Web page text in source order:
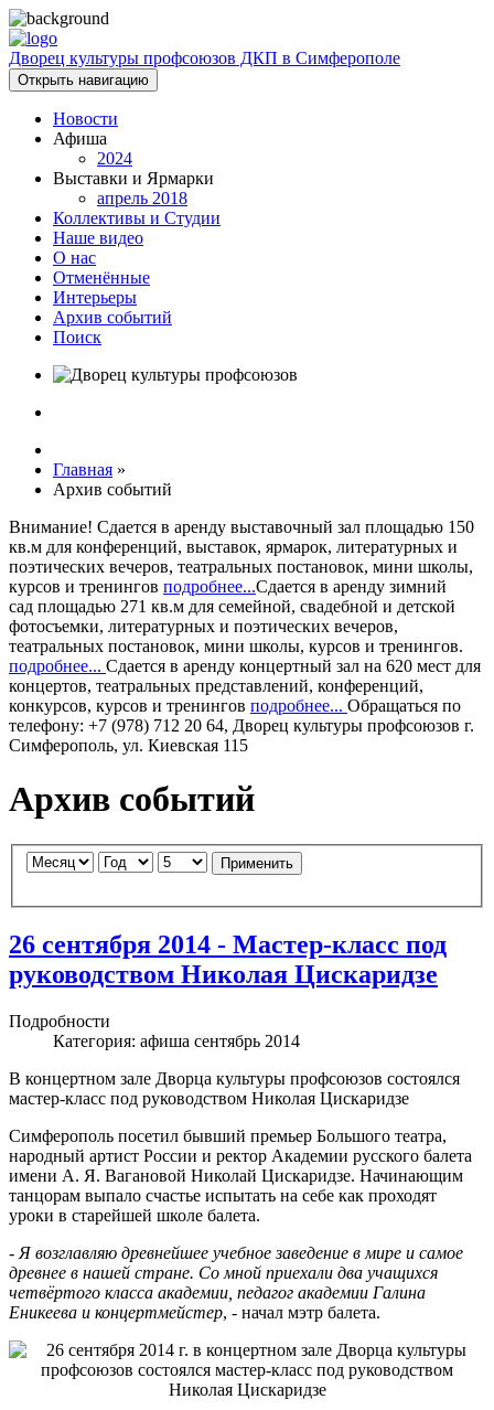
Дворец культуры профсоюзов ДКП в Симферополе
Открыть навигацию
Новости
Афиша
2024
Выставки и Ярмарки
апрель 2018
Коллективы и Студии
Наше видео
О нас
Отменённые
Интерьеры
Архив событий
Поиск
Главная »
Архив событий
Внимание! Сдается в аренду выставочный зал площадью 150
кв.м для конференций, выставок, ярмарок, литературных и
поэтических вечеров, театральных постановок, мини школы,
курсов и тренингов подробнее...Сдается в аренду зимний
сад площадью 271 кв.м для семейной, свадебной и детской
фотосъемки, литературных и поэтических вечеров,
театральных постановок, мини школы, курсов и тренингов.
подробнее... Сдается в аренду концертный зал на 620 мест для
концертов, театральных представлений, конференций,
конкурсов, курсов и тренингов подробнее... Обращаться по
телефону: +7 (978) 712 20 64, Дворец культуры профсоюзов г.
Симферополь, ул. Киевская 115
Архив событий
Применить
26 сентября 2014 - Мастер-класс под
руководством Николая Цискаридзе
Подробности
Категория: афиша сентябрь 2014
В концертном зале Дворца культуры профсоюзов состоялся
мастер-класс под руководством Николая Цискаридзе
Симферополь посетил бывший премьер Большого театра,
народный артист России и ректор Академии русского балета
имени А. Я. Вагановой Николай Цискаридзе. Начинающим
танцорам выпало счастье испытать на себе как проходят
уроки в старейшей школе балета.
- Я возглавляю древнейшее учебное заведение в мире и самое
древнее в нашей стране. Со мной приехали два учащихся
четвёртого класса академии, педагог академии Галина
Еникеева и концертмейстер, - начал мэтр балета.